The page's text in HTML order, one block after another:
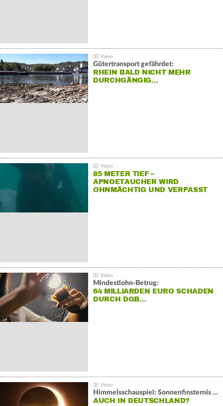
Gütertransport gefährdet:
RHEIN BALD NICHT MEHR
DURCHGÄNGIG…
85 METER TIEF –
APNOETAUCHER WIRD
OHNMÄCHTIG UND VERPASST
Mindestlohn-Betrug:
64 MILLIARDEN EURO SCHADEN
DURCH DGB…
Himmelsschauspiel: Sonnenfinsternis über Spanien
AUCH IN DEUTSCHLAND?